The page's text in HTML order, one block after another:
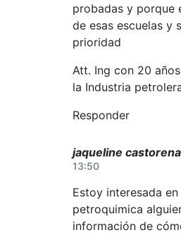
probadas y porque
de esas escuelas y
prioridad
Att. Ing con 20
la Industria
Responder
jaqueline castorena
13:50
Estoy interesada
petroquimica
información de